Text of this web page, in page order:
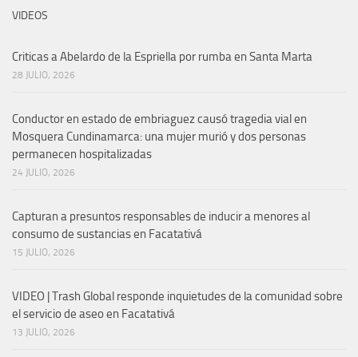
VIDEOS
Criticas a Abelardo de la Espriella por rumba en Santa Marta
28 JULIO, 2026
Conductor en estado de embriaguez causó tragedia vial en
Mosquera Cundinamarca: una mujer murió y dos personas
permanecen hospitalizadas
24 JULIO, 2026
Capturan a presuntos responsables de inducir a menores al
consumo de sustancias en Facatativá
15 JULIO, 2026
VIDEO | Trash Global responde inquietudes de la comunidad sobre
el servicio de aseo en Facatativá
13 JULIO, 2026